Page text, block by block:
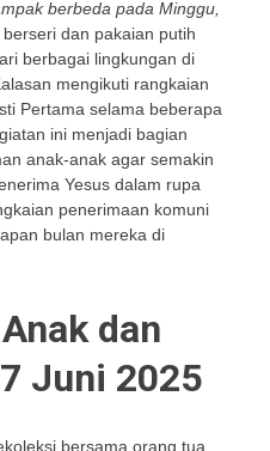
berbeda pada Minggu,
dan pakaian putih
berbagai lingkungan di
mengikuti rangkaian
Pertama selama beberapa
ini menjadi bagian
anak-anak agar semakin
Yesus dalam rupa
penerimaan komuni
bulan mereka di
dan
Juni 2025
bersama orang tua